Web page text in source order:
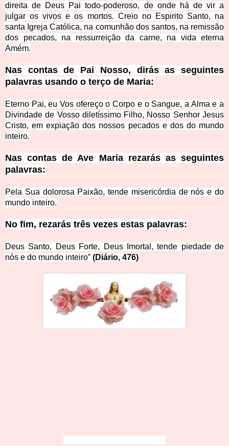
direita de Deus Pai todo-poderoso, de onde há de vir a
julgar os vivos e os mortos. Creio no Espirito Santo, na
santa Igreja Católica, na comunhão dos santos, na remissão
dos pecados, na ressurreição da carne, na vida eterna
Amém.
Nas contas de Pai Nosso, dirás as seguintes
palavras usando o terço de Maria:
Eterno Pai, eu Vos ofereço o Corpo e o Sangue, a Alma e a
Divindade de Vosso diletíssimo Filho, Nosso Senhor Jesus
Cristo, em expiação dos nossos pecados e dos do mundo
inteiro.
Nas contas de Ave Maria rezarás as seguintes
palavras:
Pela Sua dolorosa Paixão, tende misericórdia de nós e do
mundo inteiro.
No fim, rezarás três vezes estas palavras:
Deus Santo, Deus Forte, Deus Imortal, tende piedade de
nós e do mundo inteiro” (Diário, 476)